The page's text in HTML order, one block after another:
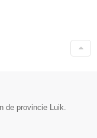
de provincie Luik.